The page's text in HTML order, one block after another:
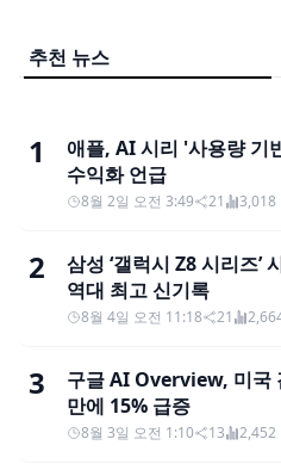
추천 뉴스
1
애플, AI 시리 '사용량
수익화 언급
8월 2일 오전 3:49 21 3,018
2
삼성 ‘갤럭시 Z8 시리즈’
역대 최고 신기록
8월 4일 오전 11:18 21
3
구글 AI Overview, 미국
만에 15% 급증
8월 3일 오전 1:10 13 2,452